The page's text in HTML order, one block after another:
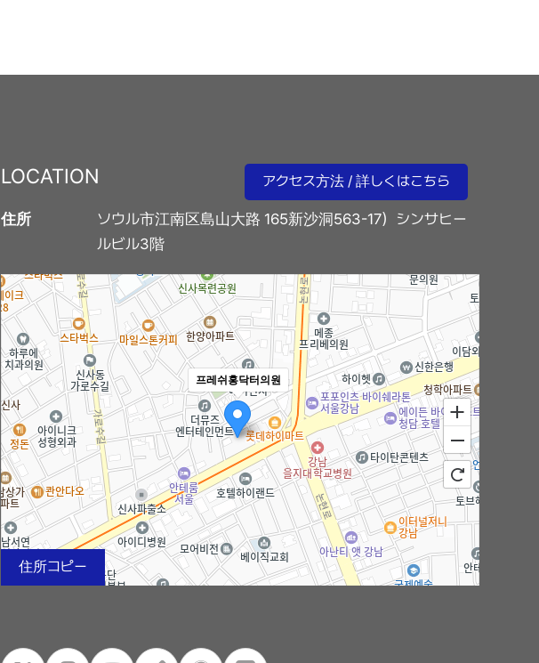
LOCATION アクセス方法 / 詳しくはこちら
住所
ソウル市江南区島山大路 165新沙洞563-17）シンサヒー
ルビル3階
住所コピー
프레쉬홍닥터의원